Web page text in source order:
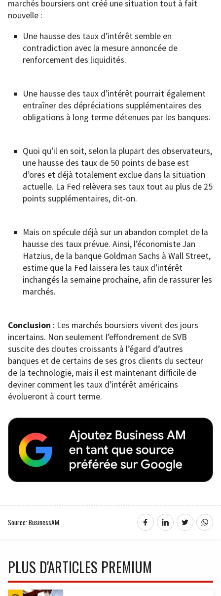
marchés boursiers ont créé une situation tout à fait
nouvelle :
Une hausse des taux d’intérêt semble en
contradiction avec la mesure annoncée de
renforcement des liquidités.
Une hausse des taux d’intérêt pourrait également
entraîner des dépréciations supplémentaires des
obligations à long terme détenues par les banques.
Quoi qu’il en soit, selon la plupart des observateurs,
une hausse des taux de 50 points de base est
d’ores et déjà totalement exclue dans la situation
actuelle. La Fed relèvera ses taux tout au plus de 25
points supplémentaires, dit-on.
Mais on spécule déjà sur un abandon complet de la
hausse des taux prévue. Ainsi, l’économiste Jan
Hatzius, de la banque Goldman Sachs à Wall Street,
estime que la Fed laissera les taux d’intérêt
inchangés la semaine prochaine, afin de rassurer les
marchés.
Conclusion : Les marchés boursiers vivent des jours
incertains. Non seulement l’effondrement de SVB
suscite des doutes croissants à l’égard d’autres
banques et de certains de ses gros clients du secteur
de la technologie, mais il est maintenant difficile de
deviner comment les taux d’intérêt américains
évolueront à court terme.
Source: BusinessAM
PLUS D'ARTICLES PREMIUM